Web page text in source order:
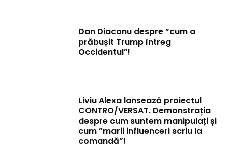
Dan Diaconu despre ”cum a
prăbușit Trump întreg
Occidentul”!
Liviu Alexa lansează proiectul
CONTRO/VERSAT. Demonstrația
despre cum suntem manipulați și
cum ”marii influenceri scriu la
comandă”!